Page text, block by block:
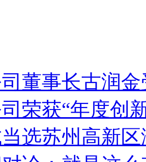
董事长古润
荣获“年度创
选苏州高新